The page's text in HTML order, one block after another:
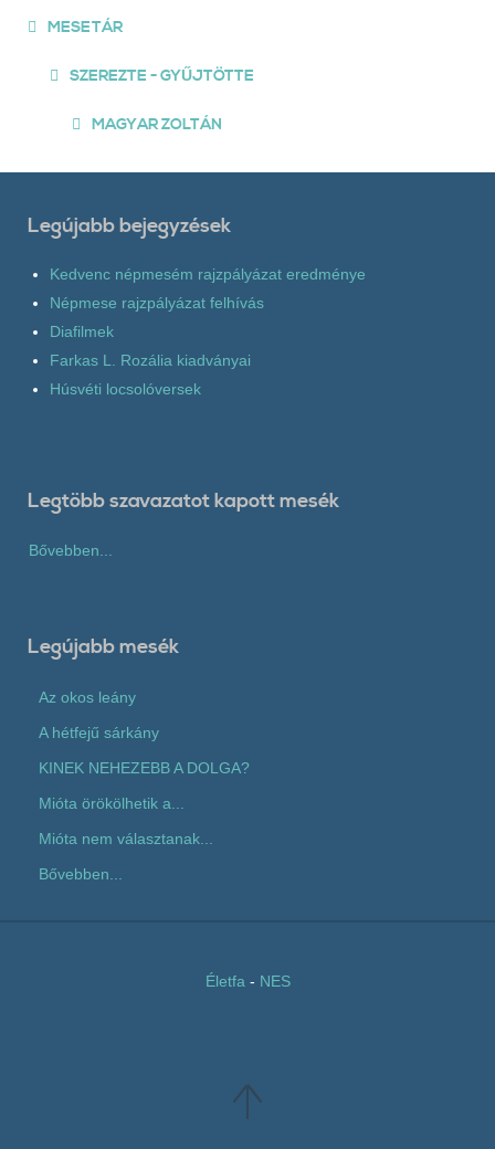
MESETÁR
SZEREZTE - GYŰJTÖTTE
MAGYAR ZOLTÁN
Legújabb bejegyzések
Kedvenc népmesém rajzpályázat eredménye
Népmese rajzpályázat felhívás
Diafilmek
Farkas L. Rozália kiadványai
Húsvéti locsolóversek
Legtöbb szavazatot kapott mesék
Bővebben...
Legújabb mesék
Az okos leány
A hétfejű sárkány
KINEK NEHEZEBB A DOLGA?
Mióta örökölhetik a...
Mióta nem választanak...
Bővebben...
Életfa - NES